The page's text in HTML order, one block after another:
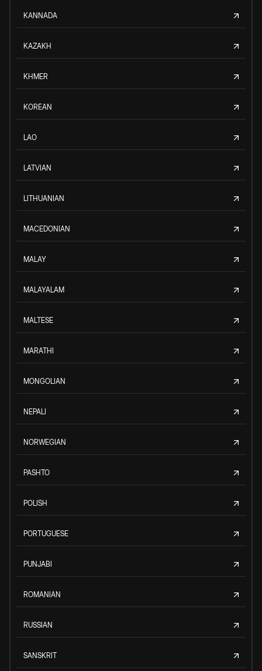
KANNADA
KAZAKH
KHMER
KOREAN
LAO
LATVIAN
LITHUANIAN
MACEDONIAN
MALAY
MALAYALAM
MALTESE
MARATHI
MONGOLIAN
NEPALI
NORWEGIAN
PASHTO
POLISH
PORTUGUESE
PUNJABI
ROMANIAN
RUSSIAN
SANSKRIT